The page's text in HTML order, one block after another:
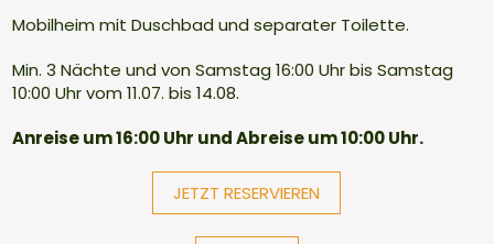
Mobilheim mit Duschbad und separater Toilette.
Min. 3 Nächte und von Samstag 16:00 Uhr bis Samstag
10:00 Uhr vom 11.07. bis 14.08.
Anreise um 16:00 Uhr und Abreise um 10:00 Uhr.
JETZT RESERVIEREN